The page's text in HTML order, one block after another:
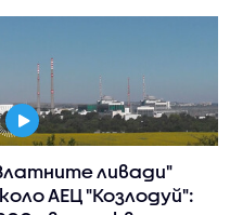
ливади"
АЕЦ "Козлодуй":